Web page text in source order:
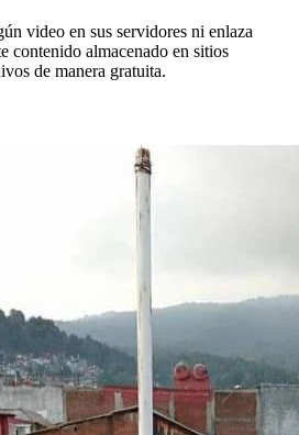
video en sus servidores ni enlaza
contenido almacenado en sitios
de manera gratuita.